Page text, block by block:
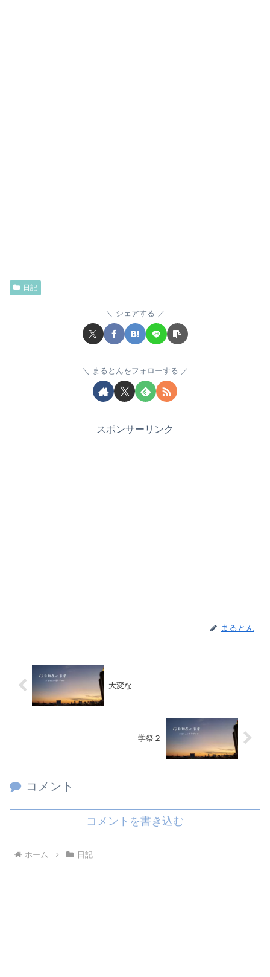
日記
シェアする
まるとんをフォローする
スポンサーリンク
まるとん
大変な
学祭２
コメント
コメントを書き込む
ホーム 日記